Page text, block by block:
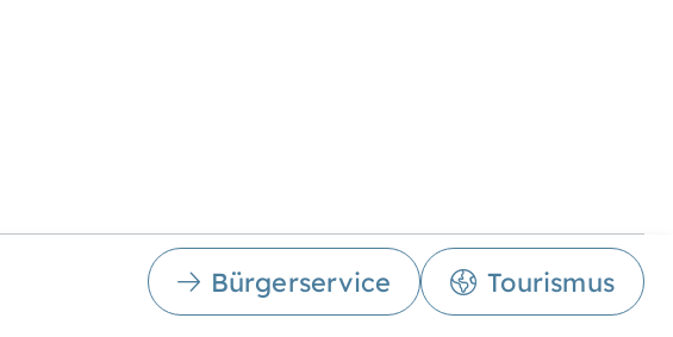
Bürgerservice Tourismus